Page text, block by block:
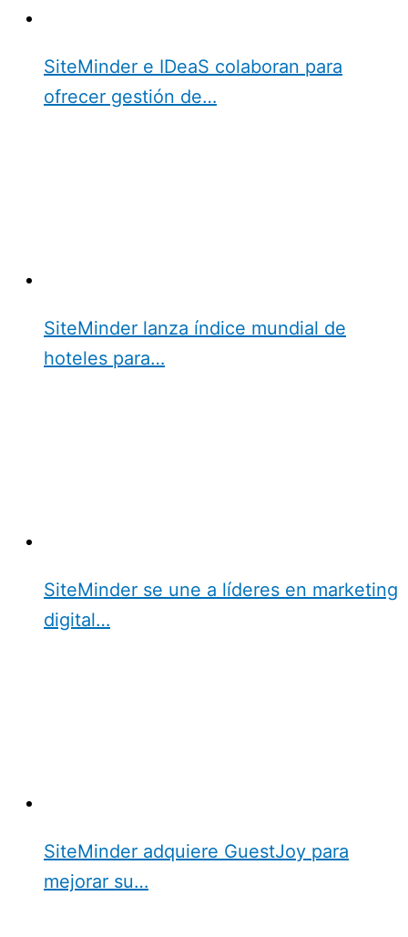
SiteMinder e IDeaS colaboran para
ofrecer gestión de…
SiteMinder lanza índice mundial de
hoteles para…
SiteMinder se une a líderes en marketing
digital…
SiteMinder adquiere GuestJoy para
mejorar su…